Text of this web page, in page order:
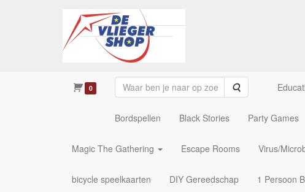
0 Zoeken
Bordspellen Black Stories Party Games
Magic The Gathering Escape Rooms Virus/
bicycle speelkaarten DIY Gereedschap 1 Persoon